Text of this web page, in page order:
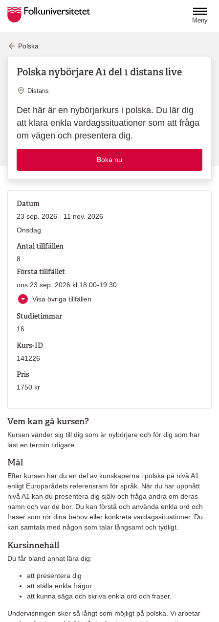
Meny
Polska
Polska nybörjare A1 del 1 distans live
Plats
Distans
Det här är en nybörjarkurs i polska. Du lär dig
att klara enkla vardagssituationer som att fråga
om vägen och presentera dig.
Boka nu
Vem kan gå kursen?
Kursen vänder sig till dig som är nybörjare och för dig som har
läst en termin tidigare.
Mål
Efter kursen har du en del av kunskaperna i polska på nivå A1
enligt Europarådets referensram för språk. När du har uppnått
nivå A1 kan du presentera dig själv och fråga andra om deras
namn och var de bor. Du kan förstå och använda enkla ord och
fraser som rör dina behov eller konkreta vardagssituationer. Du
kan samtala med någon som talar långsamt och tydligt.
Kursinnehåll
Du får bland annat lära dig:
att presentera dig
att ställa enkla frågor
att kunna säga och skriva enkla ord och fraser.
Undervisningen sker så långt som möjligt på polska. Vi arbetar
Datum
23 sep. 2026 - 11 nov. 2026
Onsdag
Antal tillfällen
8
Första tillfället
ons 23 sep. 2026 kl 18:00-19:30
Visa övriga tillfällen
Studietimmar
16
Kurs-ID
141226
Pris
1750 kr